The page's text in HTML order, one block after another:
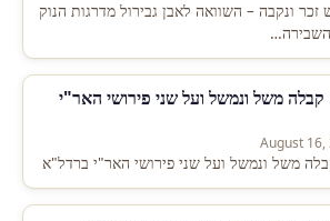
זכר ונקבה – השוואה לאבן גבירול מדרגות הנוק
ההקדמות 70. קבלה משל ונמשל ועל שני פירושי האר"י
August 16,